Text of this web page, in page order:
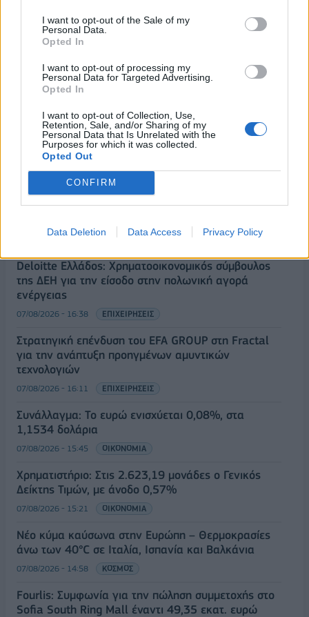
I want to opt-out of the Sale of my
Personal Data.
Opted In
I want to opt-out of processing my
Personal Data for Targeted Advertising.
Opted In
I want to opt-out of Collection, Use,
Retention, Sale, and/or Sharing of my
Personal Data that Is Unrelated with the
Purposes for which it was collected.
Opted Out
CONFIRM
Data Deletion Data Access Privacy Policy
ΡΟΗ ΕΙΔΗΣΕΩΝ
ΥΠΑΑΤ: Επιπλέον 12,5 εκατ. ευρώ στις Περιφέρειες
ΟΙΚΟΝΟΜΙΑ
Deloitte Ελλάδος: Χρηματοοικονομικός σύμβουλος
της ΔΕΗ για την είσοδο στην πολωνική αγορά
ενέργειας
07/08/2026 - 16:38 ΕΠΙΧΕΙΡΗΣΕΙΣ
Στρατηγική επένδυση του EFA GROUP στη Fractal
για την ανάπτυξη προηγμένων αμυντικών
τεχνολογιών
07/08/2026 - 16:11 ΕΠΙΧΕΙΡΗΣΕΙΣ
Συνάλλαγμα: Το ευρώ ενισχύεται 0,08%, στα
1,1534 δολάρια
07/08/2026 - 15:45 ΟΙΚΟΝΟΜΙΑ
Χρηματιστήριο: Στις 2.623,19 μονάδες ο Γενικός
Δείκτης Τιμών, με άνοδο 0,57%
07/08/2026 - 15:21 ΟΙΚΟΝΟΜΙΑ
Νέο κύμα καύσωνα στην Ευρώπη – Θερμοκρασίες
άνω των 40°C σε Ιταλία, Ισπανία και Βαλκάνια
07/08/2026 - 14:58 ΚΟΣΜΟΣ
Fourlis: Συμφωνία για την πώληση συμμετοχής στο
Sofia South Ring Mall έναντι 49,35 εκατ. ευρώ